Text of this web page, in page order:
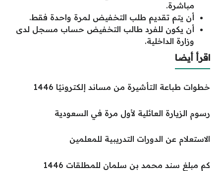
مباشرة.
أن يتم تقديم طلب التخفيض لمرة واحدة فقط.
أن يكون للفرد طالب التخفيض حساب مسجل لدى
وزارة الداخلية.
اقرأ أيضا
خطوات طباعة التأشيرة من مساند إلكترونيًا 1446
رسوم الزيارة العائلية لأول مرة في السعودية
الاستعلام عن الدورات التدريبية للمعلمين
كم مبلغ سند محمد بن سلمان للمطلقات 1446